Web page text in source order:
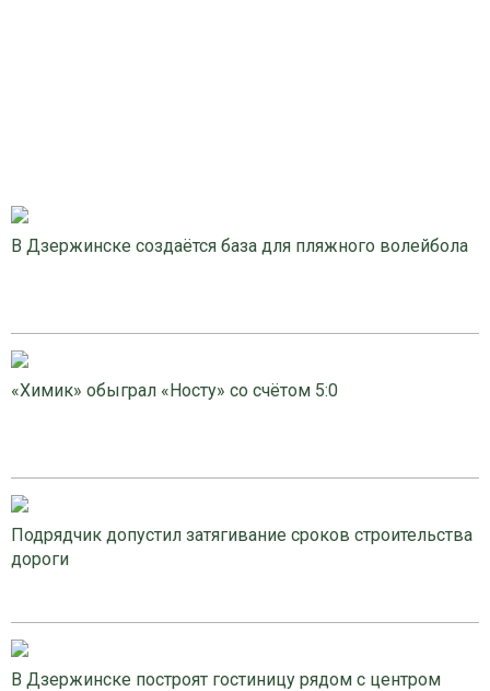
В Дзержинске создаётся база для пляжного волейбола
«Химик» обыграл «Носту» со счётом 5:0
Подрядчик допустил затягивание сроков строительства
дороги
В Дзержинске построят гостиницу рядом с центром